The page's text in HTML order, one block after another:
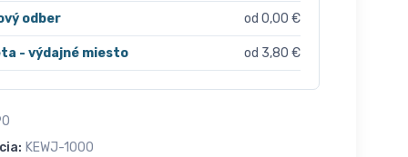
odber od 0,00 €
- výdajné miesto od 3,80 €
KEWJ-1000